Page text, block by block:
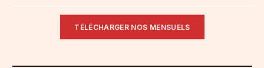
TÉLÉCHARGER NOS MENSUELS